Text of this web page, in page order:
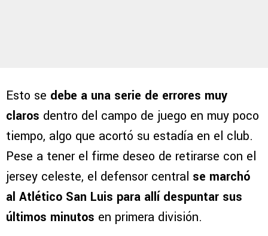
Esto se debe a una serie de errores muy
claros dentro del campo de juego en muy poco
tiempo, algo que acortó su estadía en el club.
Pese a tener el firme deseo de retirarse con el
jersey celeste, el defensor central se marchó
al Atlético San Luis para allí despuntar sus
últimos minutos en primera división.